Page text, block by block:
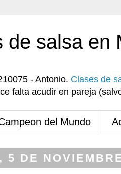
de salsa en
- Antonio. Clases de
falta acudir en pareja
del Mundo
5 DE